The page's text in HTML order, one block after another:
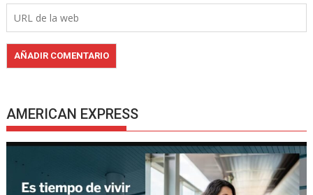
AMERICAN EXPRESS